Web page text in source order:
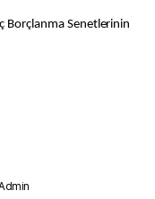
Borçlanma Senetlerinin